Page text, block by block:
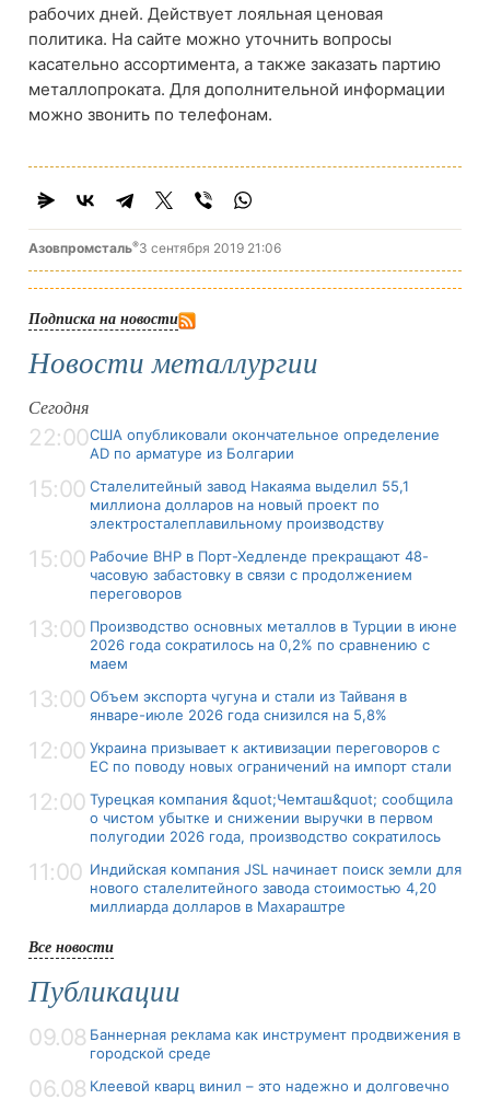
рабочих дней. Действует лояльная ценовая
политика. На сайте можно уточнить вопросы
касательно ассортимента, а также заказать партию
металлопроката. Для дополнительной информации
можно звонить по телефонам.
Азовпромсталь®3 сентября 2019 21:06
Подписка на новости
Новости металлургии
Сегодня
22:00США опубликовали окончательное определение
AD по арматуре из Болгарии
15:00 Сталелитейный завод Накаяма выделил 55,1
миллиона долларов на новый проект по
электросталеплавильному производству
15:00 Рабочие BHP в Порт-Хедленде прекращают 48-
часовую забастовку в связи с продолжением
переговоров
13:00 Производство основных металлов в Турции в июне
2026 года сократилось на 0,2% по сравнению с
маем
13:00 Объем экспорта чугуна и стали из Тайваня в
январе-июле 2026 года снизился на 5,8%
12:00 Украина призывает к активизации переговоров с
ЕС по поводу новых ограничений на импорт стали
12:00 Турецкая компания &quot;Чемташ&quot; сообщила
о чистом убытке и снижении выручки в первом
полугодии 2026 года, производство сократилось
11:00 Индийская компания JSL начинает поиск земли для
нового сталелитейного завода стоимостью 4,20
миллиарда долларов в Махараштре
Все новости
Публикации
09.08 Баннерная реклама как инструмент продвижения в
городской среде
06.08 Клеевой кварц винил – это надежно и долговечно